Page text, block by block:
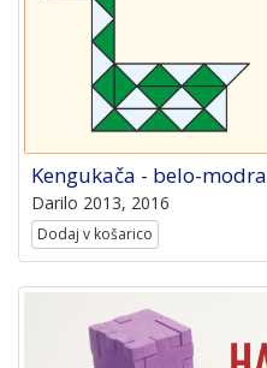
Kengukača - belo-modra
Darilo 2013, 2016
Dodaj v košarico